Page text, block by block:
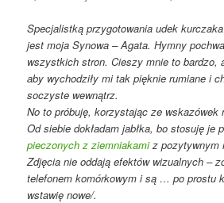
Specjalistką przygotowania udek
jest moja Synowa – Agata. Hymny
wszystkich stron. Cieszy mnie to bardzo,
aby wychodziły mi tak pięknie rumiane i
soczyste wewnątrz.
No to próbuję, korzystając ze wskazówek
Od siebie dokładam jabłka, bo stosuję je
pieczonych z ziemniakamiz pozytywnym
Zdjęcia nie oddają efektów wizualnych –
telefonem komórkowym i są … po prostu
wstawię nowe/.